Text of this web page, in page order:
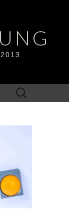
Suchen
nach: